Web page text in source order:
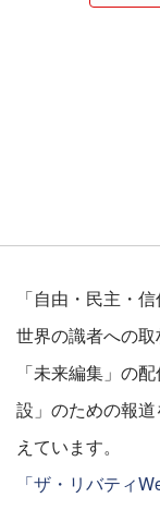
「自由・民主・
世界の識者への
「未来編集」の
設」のための報
えています。
「ザ・リバティ